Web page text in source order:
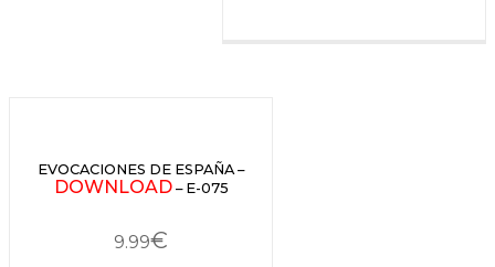
EVOCACIONES DE ESPAÑA –
DOWNLOAD– E-075
9.99€